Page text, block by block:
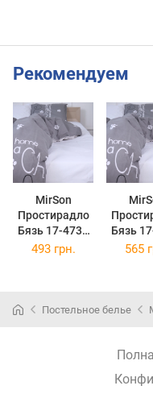
Рекомендуем
MirSon
Простирадло
Бязь 17-4737
Cats paws
Бязь
Cats
493 грн. 565
Постельное белье